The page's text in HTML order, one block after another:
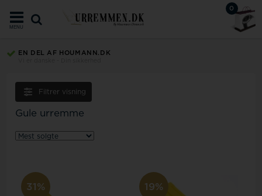
0
MENU
EN DEL AF HOUMANN.DK
Filtrer visning
Gule urremme
31% 19%